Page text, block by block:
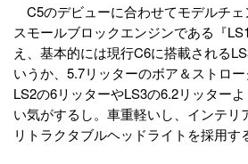
C5のデビューに合わせてモデルチ
スモールブロックエンジンである『
え、基本的には現行C6に搭載される
いうか、5.7リッターのボア＆ストロ
LS2の6リッターやLS3の6.2リッター
い気がするし。車重軽いし、インテリ
リトラクタブルヘッドライトを採用す